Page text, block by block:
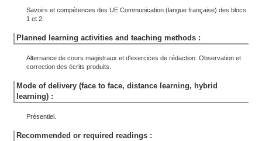
Savoirs et compétences des UE Communication (langue française) des blocs
1 et 2.
Planned learning activities and teaching methods :
Alternance de cours magistraux et d'exercices de rédaction. Observation et
correction des écrits produits.
Mode of delivery (face to face, distance learning, hybrid
learning) :
Présentiel.
Recommended or required readings :